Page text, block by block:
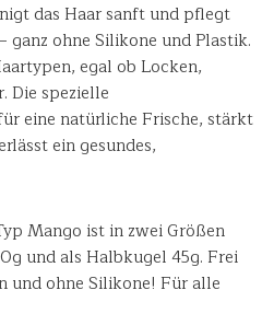
das Haar sanft und pflegt
ohne Silikone und Plastik.
egal ob Locken,
Die spezielle
eine natürliche Frische, stärkt
ein gesundes,
Mango ist in zwei Größen
und als Halbkugel 45g. Frei
und ohne Silikone! Für alle